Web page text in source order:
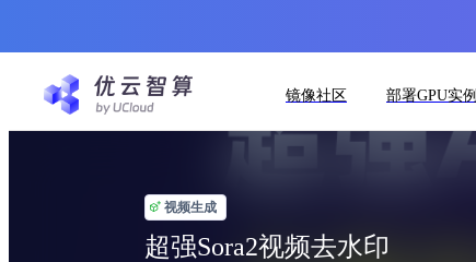
镜像社区 部署GPU实例
视频生成
超强Sora2视频去水印